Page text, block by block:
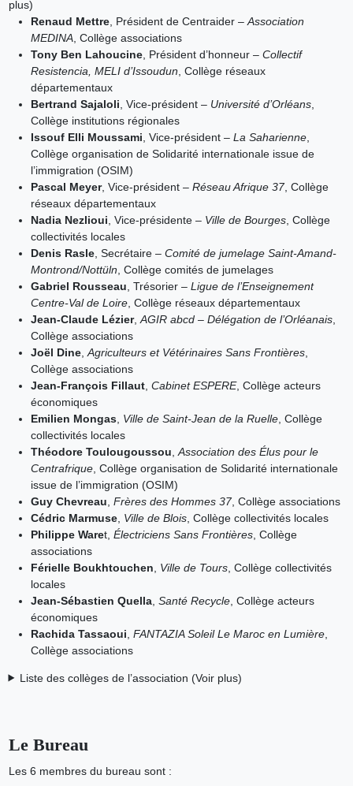
plus)
Renaud Mettre, Président de Centraider – Association
MEDINA, Collège associations
Tony Ben Lahoucine, Président d’honneur – Collectif
Resistencia, MELI d’Issoudun , Collège réseaux
départementaux
Bertrand Sajaloli , Vice-président – Université d’Orléans,
Collège institutions régionales
Issouf Elli Moussami , Vice-président – La Saharienne,
Collège organisation de Solidarité internationale issue de
l’immigration (OSIM)
Pascal Meyer, Vice-président – Réseau Afrique 37, Collège
réseaux départementaux
Nadia Nezlioui , Vice-présidente – Ville de Bourges, Collège
collectivités locales
Denis Rasle, Secrétaire – Comité de jumelage Saint-Amand-
Montrond/Nottüln , Collège comités de jumelages
Gabriel Rousseau , Trésorier – Ligue de l’Enseignement
Centre-Val de Loire, Collège réseaux départementaux
Jean-Claude Lézier, AGIR abcd – Délégation de l’Orléanais,
Collège associations
Joël Dine, Agriculteurs et Vétérinaires Sans Frontières,
Collège associations
Jean-François Fillaut, Cabinet ESPERE, Collège acteurs
économiques
Emilien Mongas, Ville de Saint-Jean de la Ruelle, Collège
collectivités locales
Théodore Toulougoussou Association des Élus pour le
Centrafrique, Collège organisation de Solidarité internationale
issue de l’immigration (OSIM)
Guy Chevreau Frères des Hommes 37, Collège associations
Cédric Marmuse, Ville de Blois, Collège collectivités locales
Philippe Waret, Électriciens Sans Frontières, Collège
associations
Férielle Boukhtouchen
Ville de Tours, Collège collectivités
locales
Jean-Sébastien Quella, Santé Recycle, Collège acteurs
économiques
Rachida Tassaoui FANTAZIA Soleil Le Maroc en Lumière,
Collège associations
Liste des collèges de l’association (Voir plus)
Le Bureau
Les 6 membres du bureau sont :